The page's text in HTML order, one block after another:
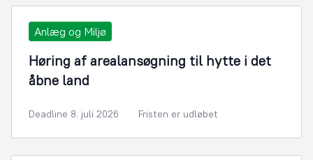
Anlæg og Miljø
Høring af arealansøgning til hytte i det
åbne land
Deadline 8. juli 2026 Fristen er udløbet